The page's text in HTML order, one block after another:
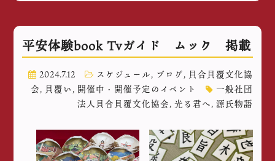
平安体験book Tvガイド ムック 掲載
2024.7.12 スケジュール, ブログ, 貝合貝覆文化協
会, 貝覆い , 開催中・開催予定のイベント
一般社団
法人貝合貝覆文化協会, 光る君へ, 源氏物語